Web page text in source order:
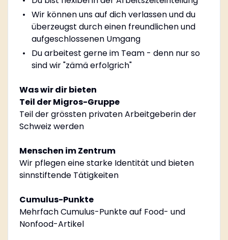
Wir können uns auf dich verlassen und du
überzeugst durch einen freundlichen und
aufgeschlossenen Umgang
Du arbeitest gerne im Team - denn nur so
sind wir "zämä erfolgrich"
Was wir dir bieten
Teil der Migros-Gruppe
Teil der grössten privaten Arbeitgeberin der
Schweiz werden
Menschen im Zentrum
Wir pflegen eine starke Identität und bieten
sinnstiftende Tätigkeiten
Cumulus-Punkte
Mehrfach Cumulus-Punkte auf Food- und
Nonfood-Artikel